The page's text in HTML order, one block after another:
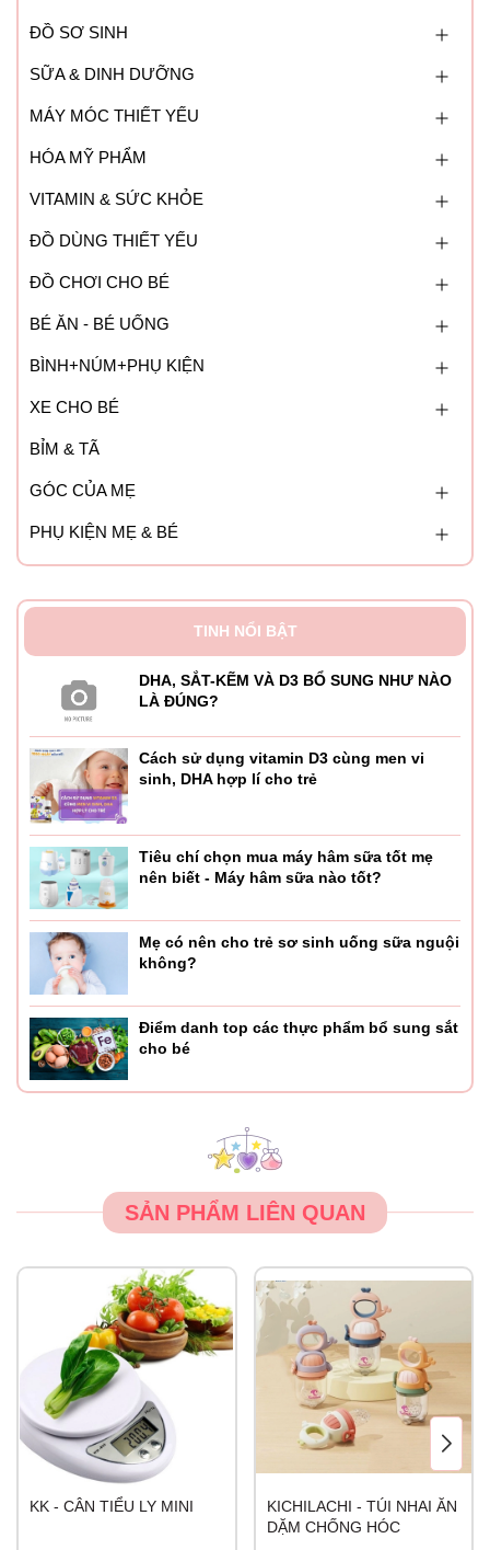
ĐỒ SƠ SINH
SỮA & DINH DƯỠNG
MÁY MÓC THIẾT YẾU
HÓA MỸ PHẨM
VITAMIN & SỨC KHỎE
ĐỒ DÙNG THIẾT YẾU
ĐỒ CHƠI CHO BÉ
BÉ ĂN - BÉ UỐNG
BÌNH+NÚM+PHỤ KIỆN
XE CHO BÉ
BỈM & TÃ
GÓC CỦA MẸ
PHỤ KIỆN MẸ & BÉ
TINH NỔI BẬT
DHA, SẮT-KẼM VÀ D3 BỔ SUNG NHƯ NÀO
LÀ ĐÚNG?
Cách sử dụng vitamin D3 cùng men vi
sinh, DHA hợp lí cho trẻ
Tiêu chí chọn mua máy hâm sữa tốt mẹ
nên biết - Máy hâm sữa nào tốt?
Mẹ có nên cho trẻ sơ sinh uống sữa nguội
không?
Điểm danh top các thực phẩm bổ sung sắt
cho bé
SẢN PHẨM LIÊN QUAN
KK - CÂN TIỂU LY MINI
KICHILACHI - TÚI NHAI ĂN
DẶM CHỐNG HÓC